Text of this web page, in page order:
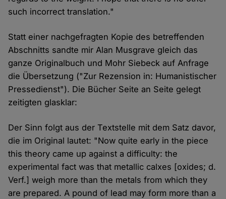
such incorrect translation."
Statt einer nachgefragten Kopie des betreffenden
Abschnitts sandte mir Alan Musgrave gleich das
ganze Originalbuch und Mohr Siebeck auf Anfrage
die Übersetzung ("Zur Rezension in: Humanistischer
Pressedienst"). Die Bücher Seite an Seite gelegt
zeitigten glasklar:
Der Sinn folgt aus der Textstelle mit dem Satz davor,
die im Original lautet: "Now quite early in the piece
this theory came up against a difficulty: the
experimental fact was that metallic calxes [oxides; d.
Verf.] weigh more than the metals from which they
are prepared. A pound of lead may form more than a